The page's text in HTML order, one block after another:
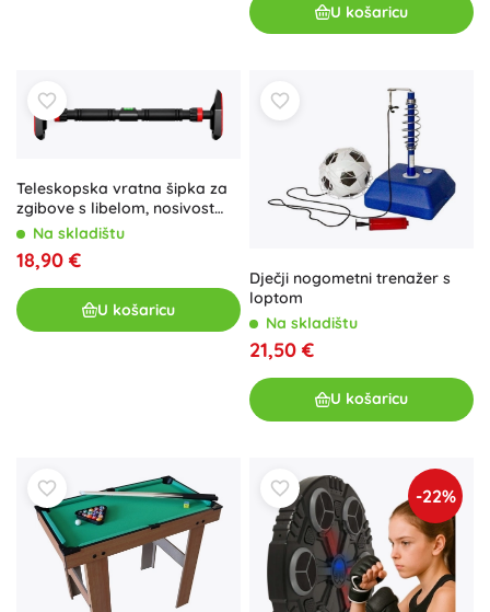
U košaricu
Teleskopska vratna šipka za
zgibove s libelom, nosivost
250 kg
Na skladištu
18,90 €
U košaricu
Dječji nogometni trenažer s
loptom
Na skladištu
21,50 €
U košaricu
-22%